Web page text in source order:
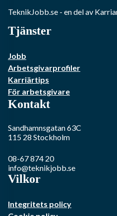
TeknikJobb.se - en del av
Tjänster
Jobb
Arbetsgivarprofiler
Karriärtips
För arbetsgivare
Kontakt
Sandhamnsgatan 63C
115 28 Stockholm
08-67 874 20
info@teknikjobb.se
Vilkor
Integritets policy